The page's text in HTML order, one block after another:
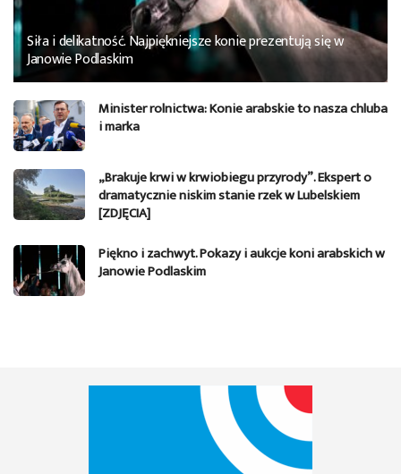
Siła i delikatność. Najpiękniejsze konie prezentują się w
Janowie Podlaskim
Minister rolnictwa: Konie arabskie to nasza chluba
i marka
„Brakuje krwi w krwiobiegu przyrody”. Ekspert o
dramatycznie niskim stanie rzek w Lubelskiem
[ZDJĘCIA]
Piękno i zachwyt. Pokazy i aukcje koni arabskich w
Janowie Podlaskim